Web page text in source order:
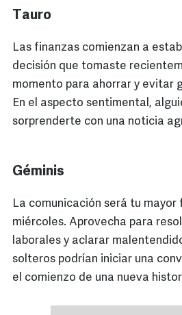
Tauro
Las finanzas comienzan a
decisión que tomaste
momento para ahorrar y evitar
En el aspecto sentimental,
sorprenderte con una noticia
Géminis
La comunicación será tu
miércoles. Aprovecha para
laborales y aclarar
solteros podrían iniciar una
el comienzo de una nueva